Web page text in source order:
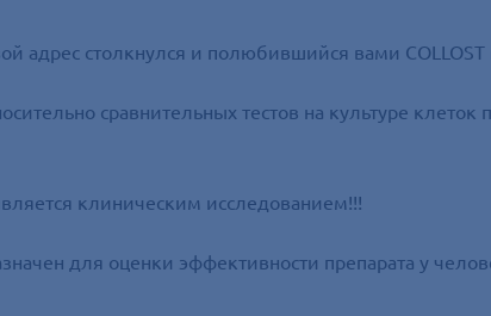
адрес столкнулся и полюбившийся вами COLLOST
сравнительных тестов на культуре
клиническим исследованием!!!
для оценки эффективности препарата у